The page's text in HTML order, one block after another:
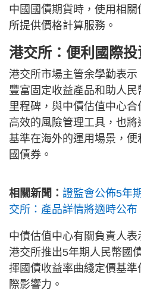
中國國債期貨時，使用相
所提供價格計算服務。
港交所：便利國際
港交所市場主管余學勤表
豐富固定收益產品和助人
里程碑，與中債估值中心
高效的風險管理工具，也
基準在海外的運用場景，
國債券。
相關新聞： 證監會公佈5年
交所：產品詳情將適時公布
中債估值中心有關負責人
港交所推出5年期人民幣國
揮國債收益率曲綫定價基
際影響力。